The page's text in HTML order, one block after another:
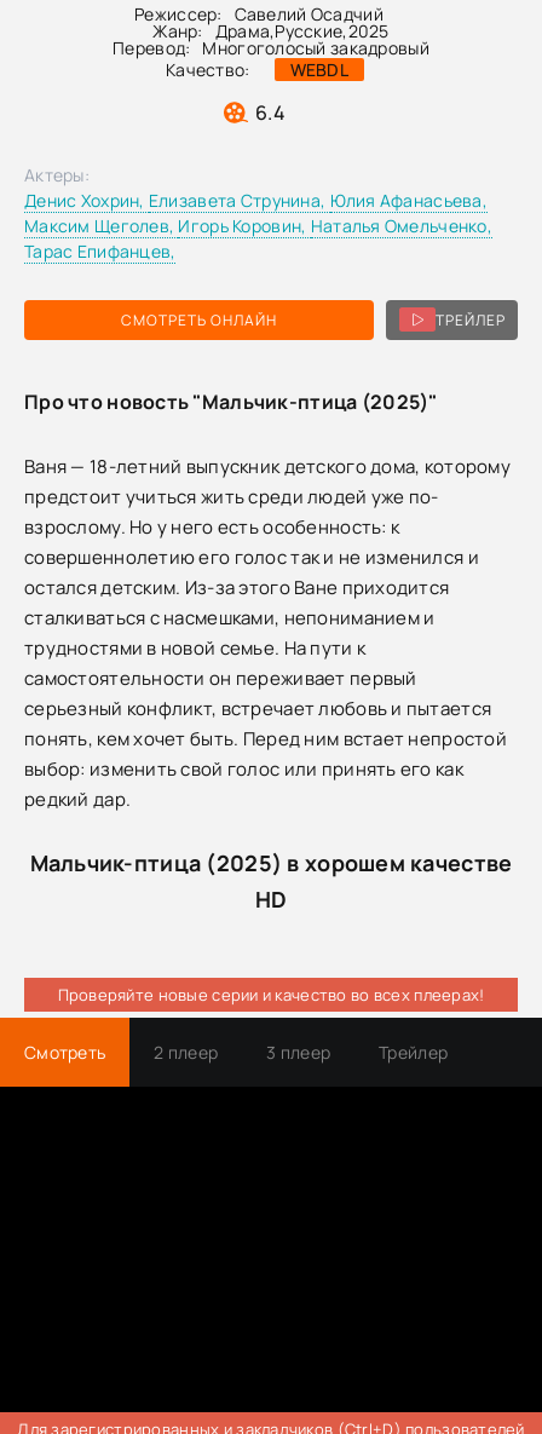
Режиссер:
Савелий Осадчий
Жанр: Драма,Русские,2025
Перевод: Многоголосый закадровый
Качество:
WEBDL
6.4
СМОТРЕТЬ ОНЛАЙН ТРЕЙЛЕР
Актеры:
Денис Хохрин, Елизавета Струнина, Юлия Афанасьева,
Максим Щеголев, Игорь Коровин, Наталья Омельченко,
Тарас Епифанцев,
Про что новость "Мальчик-птица (2025)"
Ваня — 18-летний выпускник детского дома, которому
предстоит учиться жить среди людей уже по-
взрослому. Но у него есть особенность: к
совершеннолетию его голос так и не изменился и
остался детским. Из-за этого Ване приходится
сталкиваться с насмешками, непониманием и
трудностями в новой семье. На пути к
самостоятельности он переживает первый
серьезный конфликт, встречает любовь и пытается
понять, кем хочет быть. Перед ним встает непростой
выбор: изменить свой голос или принять его как
редкий дар.
Мальчик-птица (2025) в хорошем качестве
HD
Проверяйте новые серии и качество во всех плеерах!
Смотреть 2 плеер 3 плеер Трейлер
Для зарегистрированных и закладчиков (Ctrl+D) пользователей